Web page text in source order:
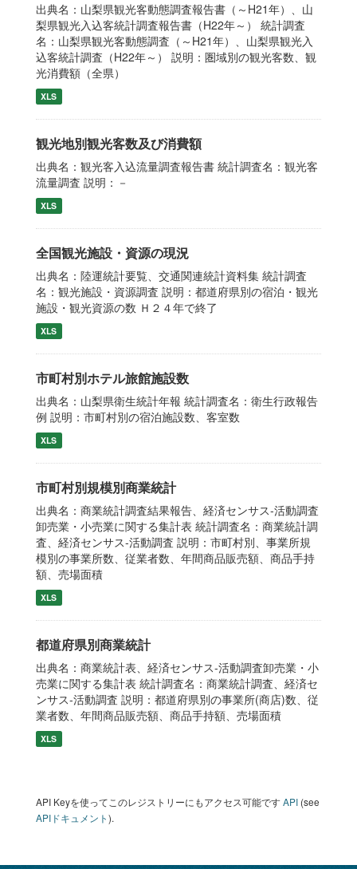
出典名：山梨県観光客動態調査報告書（～H21年）、山
梨県観光入込客統計調査報告書（H22年～） 統計調査
名：山梨県観光客動態調査（～H21年）、山梨県観光入
込客統計調査（H22年～） 説明：圏域別の観光客数、観
光消費額（全県）
XLS
観光地別観光客数及び消費額
出典名：観光客入込流量調査報告書 統計調査名：観光客
流量調査 説明：－
XLS
全国観光施設・資源の現況
出典名：陸運統計要覧、交通関連統計資料集 統計調査
名：観光施設・資源調査 説明：都道府県別の宿泊・観光
施設・観光資源の数 Ｈ２４年で終了
XLS
市町村別ホテル旅館施設数
出典名：山梨県衛生統計年報 統計調査名：衛生行政報告
例 説明：市町村別の宿泊施設数、客室数
XLS
市町村別規模別商業統計
出典名：商業統計調査結果報告、経済センサス‐活動調査
卸売業・小売業に関する集計表 統計調査名：商業統計調
査、経済センサス‐活動調査 説明：市町村別、事業所規
模別の事業所数、従業者数、年間商品販売額、商品手持
額、売場面積
XLS
都道府県別商業統計
出典名：商業統計表、経済センサス‐活動調査卸売業・小
売業に関する集計表 統計調査名：商業統計調査、経済セ
ンサス‐活動調査 説明：都道府県別の事業所(商店)数、従
業者数、年間商品販売額、商品手持額、売場面積
XLS
API Keyを使ってこのレジストリーにもアクセス可能ですAPI (see
APIドキュメント).